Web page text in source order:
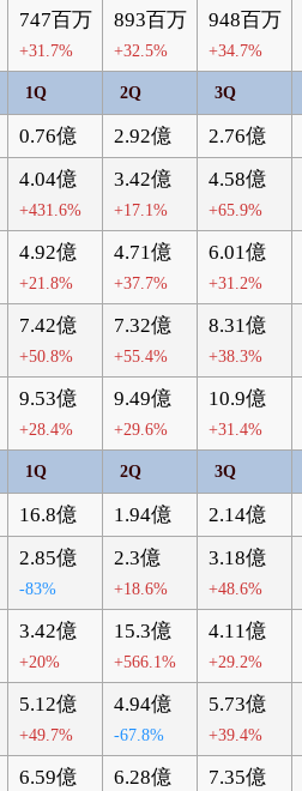
747百万
+31.7%
893百万
+32.5%
948百万
+34.7%
1Q 2Q 3Q
0.76億 2.92億 2.76億
4.04億
+431.6%
3.42億
+17.1%
4.58億
+65.9%
4.92億
+21.8%
4.71億
+37.7%
6.01億
+31.2%
7.42億
+50.8%
7.32億
+55.4%
8.31億
+38.3%
9.53億
+28.4%
9.49億
+29.6%
10.9億
+31.4%
1Q 2Q 3Q
16.8億 1.94億 2.14億
2.85億
-83%
2.3億
+18.6%
3.18億
+48.6%
3.42億
+20%
15.3億
+566.1%
4.11億
+29.2%
5.12億
+49.7%
4.94億
-67.8%
5.73億
+39.4%
6.59億 6.28億 7.35億